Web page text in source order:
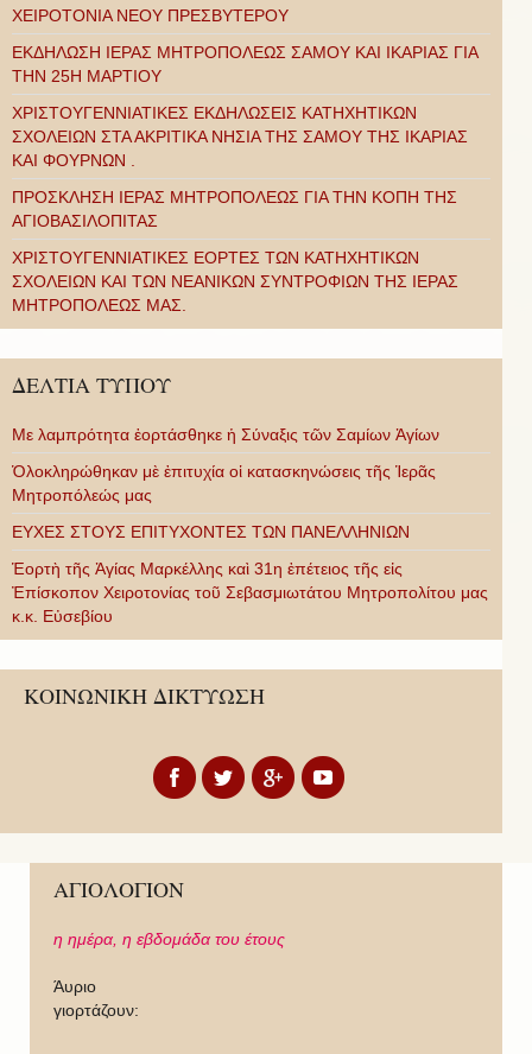
ΧΕΙΡΟΤΟΝΙΑ ΝΕΟΥ ΠΡΕΣΒΥΤΕΡΟΥ
ΕΚΔΗΛΩΣΗ ΙΕΡΑΣ ΜΗΤΡΟΠΟΛΕΩΣ ΣΑΜΟΥ ΚΑΙ ΙΚΑΡΙΑΣ ΓΙΑ
ΤΗΝ 25Η ΜΑΡΤΙΟΥ
ΧΡΙΣΤΟΥΓΕΝΝΙΑΤΙΚΕΣ ΕΚΔΗΛΩΣΕΙΣ ΚΑΤΗΧΗΤΙΚΩΝ
ΣΧΟΛΕΙΩΝ ΣΤΑ ΑΚΡΙΤΙΚΑ ΝΗΣΙΑ ΤΗΣ ΣΑΜΟΥ ΤΗΣ ΙΚΑΡΙΑΣ
ΚΑΙ ΦΟΥΡΝΩΝ .
ΠΡΟΣΚΛΗΣΗ ΙΕΡΑΣ ΜΗΤΡΟΠΟΛΕΩΣ ΓΙΑ ΤΗΝ ΚΟΠΗ ΤΗΣ
ΑΓΙΟΒΑΣΙΛΟΠΙΤΑΣ
ΧΡΙΣΤΟΥΓΕΝΝΙΑΤΙΚΕΣ ΕΟΡΤΕΣ ΤΩΝ ΚΑΤΗΧΗΤΙΚΩΝ
ΣΧΟΛΕΙΩΝ ΚΑΙ ΤΩΝ ΝΕΑΝΙΚΩΝ ΣΥΝΤΡΟΦΙΩΝ ΤΗΣ ΙΕΡΑΣ
ΜΗΤΡΟΠΟΛΕΩΣ ΜΑΣ.
ΔΕΛΤΙΑ ΤΥΠΟΥ
Με λαμπρότητα ἑορτάσθηκε ἡ Σύναξις τῶν Σαμίων Ἁγίων
Ὁλοκληρώθηκαν μὲ ἐπιτυχία οἱ κατασκηνώσεις τῆς Ἱερᾶς
Μητροπόλεώς μας
ΕΥΧΕΣ ΣΤΟΥΣ ΕΠΙΤΥΧΟΝΤΕΣ ΤΩΝ ΠΑΝΕΛΛΗΝΙΩΝ
Ἑορτὴ τῆς Ἁγίας Μαρκέλλης καὶ 31η ἐπέτειος τῆς εἰς
Ἐπίσκοπον Χειροτονίας τοῦ Σεβασμιωτάτου Μητροπολίτου μας
κ.κ. Εὐσεβίου
ΚΟΙΝΩΝΙΚΗ ΔΙΚΤΥΩΣΗ
ΑΓΙΟΛΟΓΙΟΝ
η ημέρα, η εβδομάδα του έτους
Άυριο
γιορτάζουν: